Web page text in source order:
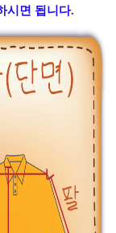
시면 됩니다.